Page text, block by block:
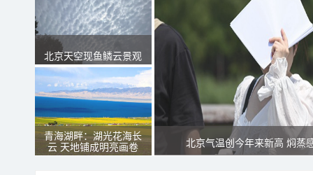
北京天空现鱼鳞云景观
青海湖畔：湖光花海长
云 天地铺成明亮画卷
北京气温创今年来新高 焖蒸